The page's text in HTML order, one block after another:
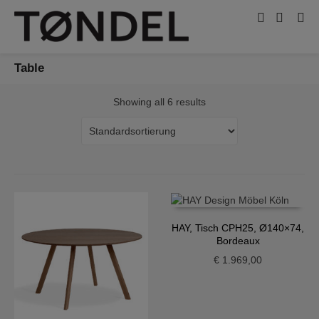
Table
Showing all 6 results
HAY, Tisch CPH25, Ø140×74,
Bordeaux
€ 1.969,00